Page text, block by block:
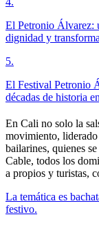
El Petronio Álvarez:
dignidad y
5.
El Festival Petronio
décadas de historia
En Cali no solo la
movimiento,
bailarines, quienes
Cable, todos los
a propios y turistas,
La temática es
festivo.